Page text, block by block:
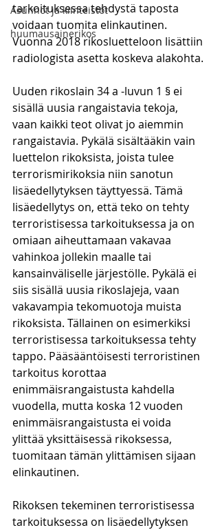
Asunnot ja kiinteistöt
huumausainerikos
tarkoituksessa tehdystä taposta
voidaan tuomita elinkautinen.
Vuonna 2018 rikosluetteloon lisättiin
radiologista asetta koskeva alakohta.
Uuden rikoslain 34 a -luvun 1 § ei
sisällä uusia rangaistavia tekoja,
vaan kaikki teot olivat jo aiemmin
rangaistavia. Pykälä sisältääkin vain
luettelon rikoksista, joista tulee
terrorismirikoksia niin sanotun
lisäedellytyksen täyttyessä. Tämä
lisäedellytys on, että teko on tehty
terroristisessa tarkoituksessa ja on
omiaan aiheuttamaan vakavaa
vahinkoa jollekin maalle tai
kansainväliselle järjestölle. Pykälä ei
siis sisällä uusia rikoslajeja, vaan
vakavampia tekomuotoja muista
rikoksista. Tällainen on esimerkiksi
terroristisessa tarkoituksessa tehty
tappo. Pääsääntöisesti terroristinen
tarkoitus korottaa
enimmäisrangaistusta kahdella
vuodella, mutta koska 12 vuoden
enimmäisrangaistusta ei voida
ylittää yksittäisessä rikoksessa,
tuomitaan tämän ylittämisen sijaan
elinkautinen.
Rikoksen tekeminen terroristisessa
tarkoituksessa on lisäedellytyksen